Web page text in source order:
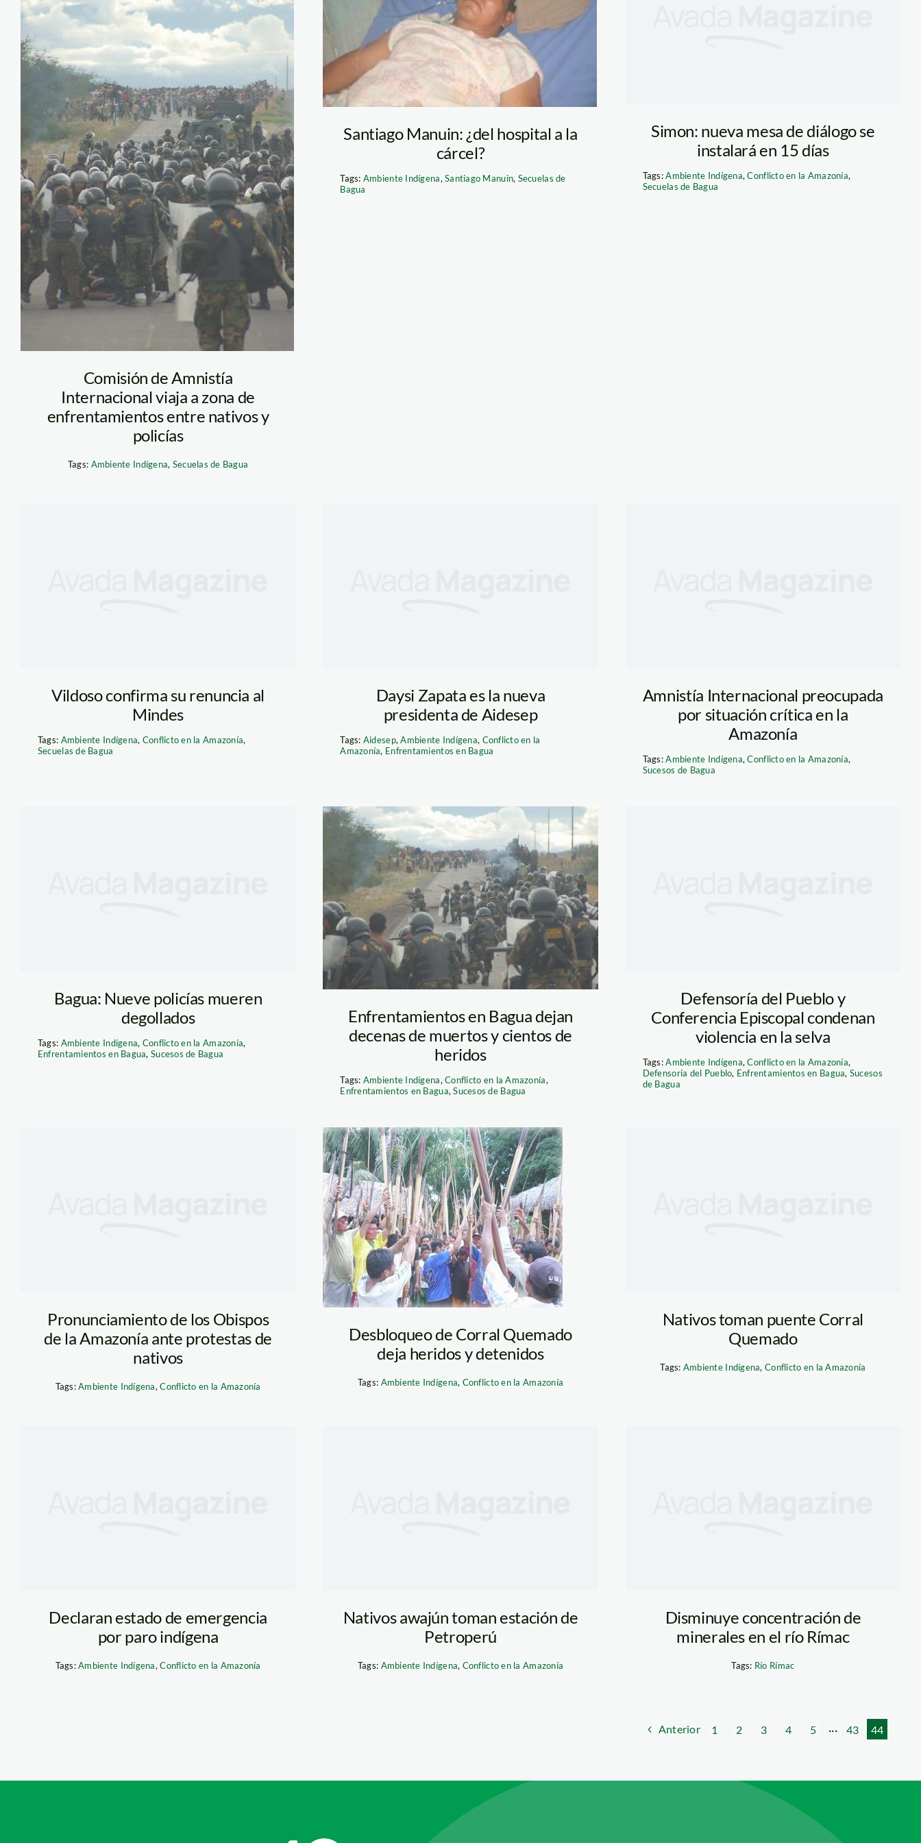
Comisión de Amnistía
Internacional viaja a zona de
enfrentamientos entre nativos y
policías
Tags: Ambiente Indígena, Secuelas de Bagua
Santiago Manuin: ¿del hospital a la
cárcel?
Tags: Ambiente Indígena,Santiago Manuin, Secuelas de
Bagua
Simon: nueva mesa de diálogo se
instalará en 15 días
Tags:Ambiente Indígena,Conflicto en la Amazonía,
Secuelas de Bagua
Vildoso confirma su renuncia al
Mindes
Tags: Ambiente Indígena, Conflicto en la Amazonía,
Secuelas de Bagua
Daysi Zapata es la nueva
presidenta de Aidesep
Tags: Aidesep,Ambiente Indígena, Conflicto en la
Amazonía, Enfrentamientos en Bagua
Amnistía Internacional preocupada
por situación crítica en la
Amazonía
Tags:Ambiente Indígena,Conflicto en la Amazonía,
Sucesos de Bagua
Bagua: Nueve policías mueren
degollados
Tags: Ambiente Indígena, Conflicto en la Amazonía,
Enfrentamientos en Bagua, Sucesos de Bagua
bagua_amazon_watch_1
Enfrentamientos en Bagua dejan
decenas de muertos y cientos de
heridos
Tags: Ambiente Indígena,Conflicto en la Amazonía,
Enfrentamientos en Bagua,Sucesos de Bagua
Defensoría del Pueblo y
Conferencia Episcopal condenan
violencia en la selva
Tags:Ambiente Indígena,Conflicto en la Amazonía,
Defensoría del Pueblo, Enfrentamientos en Bagua, Sucesos
de Bagua
Pronunciamiento de los Obispos
de la Amazonía ante protestas de
nativos
Tags:Ambiente Indígena,Conflicto en la Amazonía
nativos_aidesep_1
Desbloqueo de Corral Quemado
deja heridos y detenidos
Tags: Ambiente Indígena, Conflicto en la Amazonía
Nativos toman puente Corral
Quemado
Tags: Ambiente Indígena, Conflicto en la Amazonía
Declaran estado de emergencia
por paro indígena
Tags:Ambiente Indígena,Conflicto en la Amazonía
Nativos awajún toman estación de
Petroperú
Tags: Ambiente Indígena, Conflicto en la Amazonía
Disminuye concentración de
minerales en el río Rímac
Tags: Río Rímac
Anterior 1 2 3 4 5 ··· 43 44